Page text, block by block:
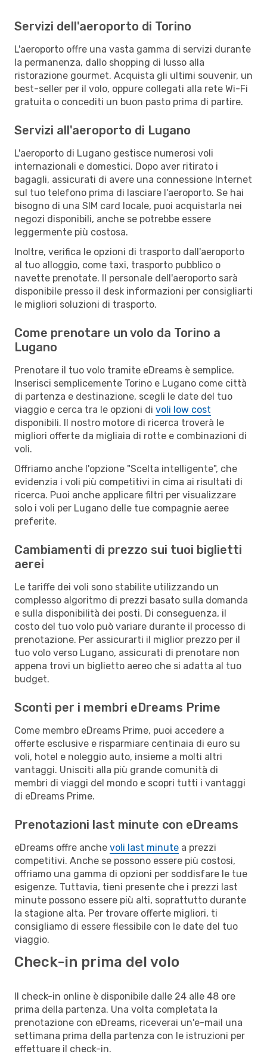
Servizi dell'aeroporto di Torino
L'aeroporto offre una vasta gamma di servizi durante
la permanenza, dallo shopping di lusso alla
ristorazione gourmet. Acquista gli ultimi souvenir, un
best-seller per il volo, oppure collegati alla rete Wi-Fi
gratuita o concediti un buon pasto prima di partire.
Servizi all'aeroporto di Lugano
L'aeroporto di Lugano gestisce numerosi voli
internazionali e domestici. Dopo aver ritirato i
bagagli, assicurati di avere una connessione Internet
sul tuo telefono prima di lasciare l'aeroporto. Se hai
bisogno di una SIM card locale, puoi acquistarla nei
negozi disponibili, anche se potrebbe essere
leggermente più costosa.
Inoltre, verifica le opzioni di trasporto dall'aeroporto
al tuo alloggio, come taxi, trasporto pubblico o
navette prenotate. Il personale dell'aeroporto sarà
disponibile presso il desk informazioni per consigliarti
le migliori soluzioni di trasporto.
Come prenotare un volo da Torino a
Lugano
Prenotare il tuo volo tramite eDreams è semplice.
Inserisci semplicemente Torino e Lugano come città
di partenza e destinazione, scegli le date del tuo
viaggio e cerca tra le opzioni di voli low cost
disponibili. Il nostro motore di ricerca troverà le
migliori offerte da migliaia di rotte e combinazioni di
voli.
Offriamo anche l'opzione "Scelta intelligente", che
evidenzia i voli più competitivi in cima ai risultati di
ricerca. Puoi anche applicare filtri per visualizzare
solo i voli per Lugano delle tue compagnie aeree
preferite.
Cambiamenti di prezzo sui tuoi biglietti
aerei
Le tariffe dei voli sono stabilite utilizzando un
complesso algoritmo di prezzi basato sulla domanda
e sulla disponibilità dei posti. Di conseguenza, il
costo del tuo volo può variare durante il processo di
prenotazione. Per assicurarti il miglior prezzo per il
tuo volo verso Lugano, assicurati di prenotare non
appena trovi un biglietto aereo che si adatta al tuo
budget.
Sconti per i membri eDreams Prime
Come membro eDreams Prime, puoi accedere a
offerte esclusive e risparmiare centinaia di euro su
voli, hotel e noleggio auto, insieme a molti altri
vantaggi. Unisciti alla più grande comunità di
membri di viaggi del mondo e scopri tutti i vantaggi
di eDreams Prime.
Prenotazioni last minute con eDreams
eDreams offre anche voli last minute a prezzi
competitivi. Anche se possono essere più costosi,
offriamo una gamma di opzioni per soddisfare le tue
esigenze. Tuttavia, tieni presente che i prezzi last
minute possono essere più alti, soprattutto durante
la stagione alta. Per trovare offerte migliori, ti
consigliamo di essere flessibile con le date del tuo
viaggio.
Check-in prima del volo
Il check-in online è disponibile dalle 24 alle 48 ore
prima della partenza. Una volta completata la
prenotazione con eDreams, riceverai un'e-mail una
settimana prima della partenza con le istruzioni per
effettuare il check-in.